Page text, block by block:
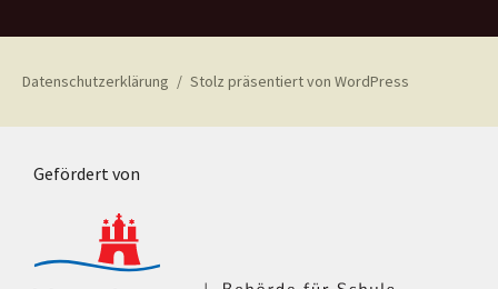
Datenschutzerklärung Stolz präsentiert von WordPress
Gefördert von